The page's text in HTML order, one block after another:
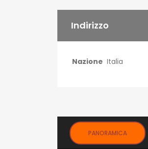
Indirizzo
Nazione Italia
PANORAMICA